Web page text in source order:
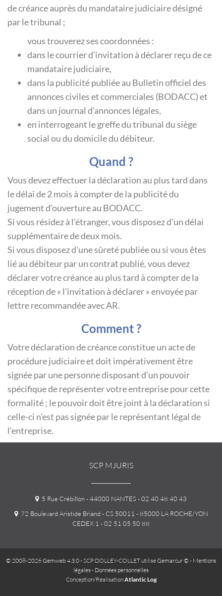
de créance auprès du mandataire judiciaire désigné
par le tribunal ;
vous trouverez ses coordonnées :
dans le courrier d'invitation à déclarer reçu de ce
mandataire judiciaire,
dans la publicité publiée au Bulletin officiel des
annonces civiles et commerciales (BODACC) et
dans un journal d'annonces légales,
en interrogeant le greffe du tribunal du siège
social ou du domicile du débiteur.
Quand ?
Vous devez effectuer la déclaration au plus tard dans
le délai de 2 mois à compter de la publicité du
jugement d'ouverture au BODACC.
Si vous résidez à l'étranger, vous disposez d'un délai
supplémentaire de deux mois.
Si vous disposez d'une sûreté publiée ou si vous êtes
lié au débiteur par un contrat publié, vous devez
déclarer votre créance au plus tard à compter de la
réception de « l'invitation à déclarer » envoyée par
lettre recommandée avec AR.
Comment ?
Votre déclaration de créance constitue un acte de
procédure judiciaire et doit impérativement être
signée par une personne disposant d'un pouvoir
spécifique de représenter votre entreprise pour cette
formalité ; le pouvoir doit être joint à la déclaration si
celle-ci n'est pas signée par le représentant légal de
l'entreprise.
SCP MJURIS
5 Rue Crébillon - 44000 NANTES- 02 40 48 40 43
72 Boulevard Aristide Briand - CS 50011 - 85000 LA ROCHE/YON
CEDEX 1 - 02 51 05 50 88
© 2008-2026 Gemweb 4.3.0- SCP DOLLEY-COLLET utiliseGemarcur © - Mentions
légales- Données personnelles
Conception/RéalisationAtlantic Log